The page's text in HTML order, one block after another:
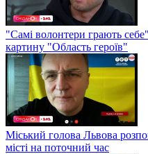
"Самі волонтери грають
картину "Область героїв"
Міський голова Львова
місті на поточний час